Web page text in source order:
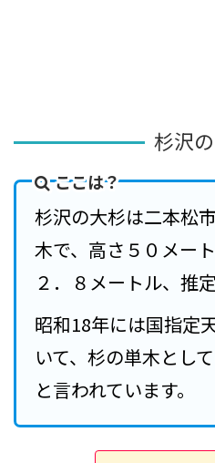
杉沢
ここは？
杉沢の大杉は二本松
木で、高さ５０メー
２．８メートル、推
昭和18年には国指定
いて、杉の単木とし
と言われています。